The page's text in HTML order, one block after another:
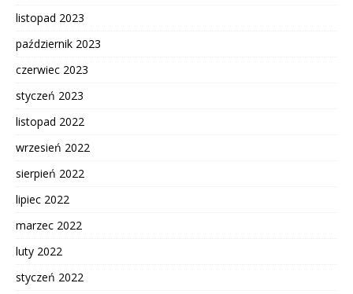
listopad 2023
październik 2023
czerwiec 2023
styczeń 2023
listopad 2022
wrzesień 2022
sierpień 2022
lipiec 2022
marzec 2022
luty 2022
styczeń 2022